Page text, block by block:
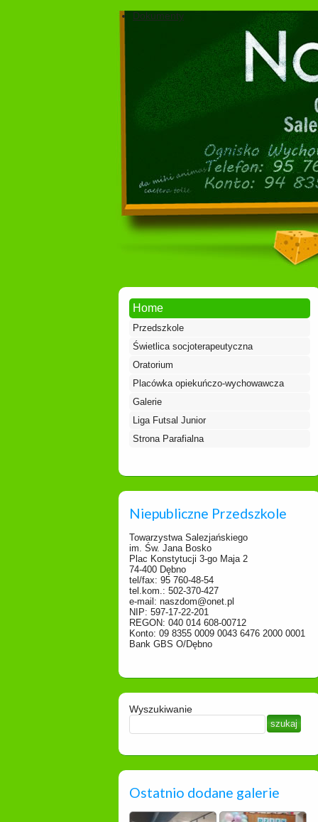
Dokumenty
Home
Przedszkole
Świetlica socjoterapeutyczna
Oratorium
Placówka opiekuńczo-wychowawcza
Galerie
Liga Futsal Junior
Strona Parafialna
Niepubliczne Przedszkole
Towarzystwa Salezjańskiego
im. Św. Jana Bosko
Plac Konstytucji 3-go Maja 2
74-400 Dębno
tel/fax: 95 760-48-54
tel.kom.: 502-370-427
e-mail: naszdom@onet.pl
NIP: 597-17-22-201
REGON: 040 014 608-00712
Konto: 09 8355 0009 0043 6476 2000 0001
Bank GBS O/Dębno
Wyszukiwanie
Ostatnio dodane galerie